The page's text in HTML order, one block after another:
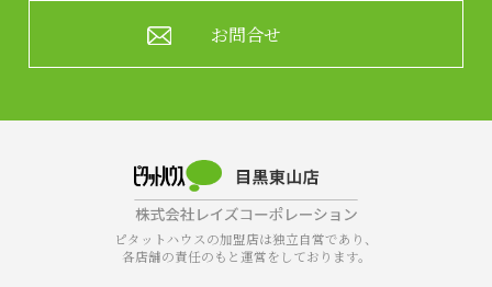
お問合せ
ピタットハウスの加盟店は独立自営であり、
各店舗の責任のもと運営をしております。